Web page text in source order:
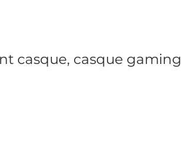
casque, casque gaming